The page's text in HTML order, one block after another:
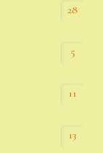
28
5
11
13